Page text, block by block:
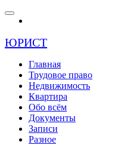
ЮРИСТ
Главная
Трудовое право
Недвижимость
Квартира
Обо всём
Документы
Записи
Разное